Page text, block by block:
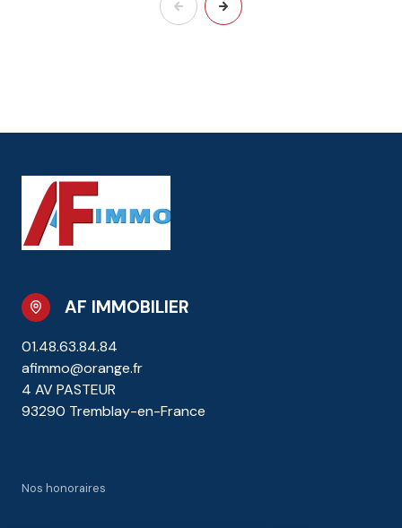
AF IMMOBILIER
01.48.63.84.84
afimmo@orange.fr
4 AV PASTEUR
93290 Tremblay-en-France
Nos honoraires